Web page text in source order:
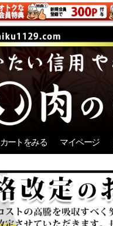
カートをみる マイページ